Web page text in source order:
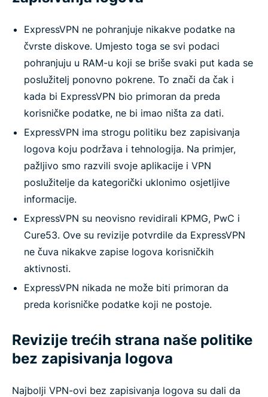
ExpressVPN ne pohranjuje nikakve podatke na
čvrste diskove. Umjesto toga se svi podaci
pohranjuju u RAM-u koji se briše svaki put kada se
poslužitelj ponovno pokrene. To znači da čak i
kada bi ExpressVPN bio primoran da preda
korisničke podatke, ne bi imao ništa za dati.
ExpressVPN ima strogu politiku bez zapisivanja
logova koju podržava i tehnologija. Na primjer,
pažljivo smo razvili svoje aplikacije i VPN
poslužitelje da kategorički uklonimo osjetljive
informacije.
ExpressVPN su neovisno revidirali KPMG, PwC i
Cure53. Ove su revizije potvrdile da ExpressVPN
ne čuva nikakve zapise logova korisničkih
aktivnosti.
ExpressVPN nikada ne može biti primoran da
preda korisničke podatke koji ne postoje.
Revizije trećih strana naše politike
bez zapisivanja logova
Najbolji VPN-ovi bez zapisivanja logova su dali da